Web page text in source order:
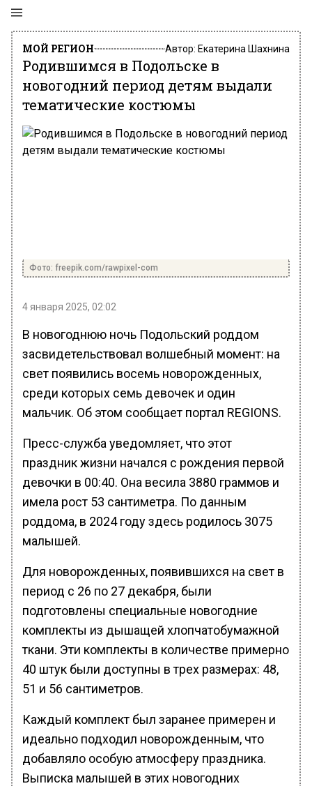
МОЙ РЕГИОН Автор: Екатерина Шахнина
Родившимся в Подольске в
новогодний период детям выдали
тематические костюмы
Фото: freepik.com/rawpixel-com
4 января 2025, 02:02
В новогоднюю ночь Подольский роддом
засвидетельствовал волшебный момент: на
свет появились восемь новорожденных,
среди которых семь девочек и один
мальчик. Об этом сообщает портал REGIONS.
Пресс-служба уведомляет, что этот
праздник жизни начался с рождения первой
девочки в 00:40. Она весила 3880 граммов и
имела рост 53 сантиметра. По данным
роддома, в 2024 году здесь родилось 3075
малышей.
Для новорожденных, появившихся на свет в
период с 26 по 27 декабря, были
подготовлены специальные новогодние
комплекты из дышащей хлопчатобумажной
ткани. Эти комплекты в количестве примерно
40 штук были доступны в трех размерах: 48,
51 и 56 сантиметров.
Каждый комплект был заранее примерен и
идеально подходил новорожденным, что
добавляло особую атмосферу праздника.
Выписка малышей в этих новогодних